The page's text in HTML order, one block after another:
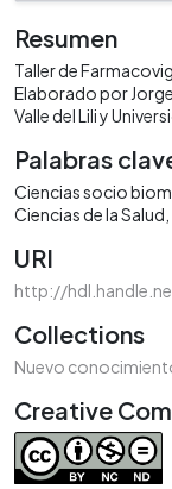
Resumen
Taller de
Elaborado por
Valle del Lili y
Palabras
Ciencias socio
Ciencias de la Salud
URI
http://
Collections
Nuevo
Creative